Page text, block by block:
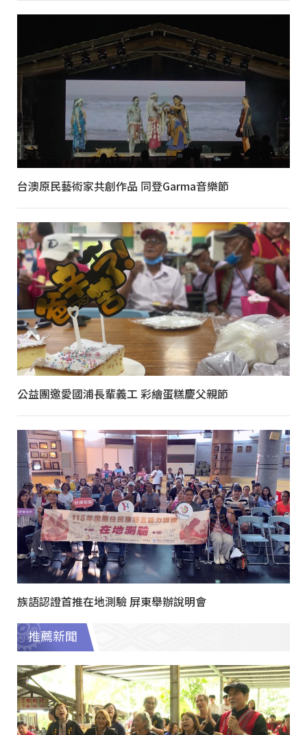
台澳原民藝術家共創作品 同登Garma音樂節
公益團邀愛國浦長輩義工 彩繪蛋糕慶父親節
族語認證首推在地測驗 屏東舉辦說明會
推薦新聞